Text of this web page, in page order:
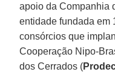
apoio da Companhia
entidade fundada em
consórcios que
Cooperação Nipo-
dos Cerrados (